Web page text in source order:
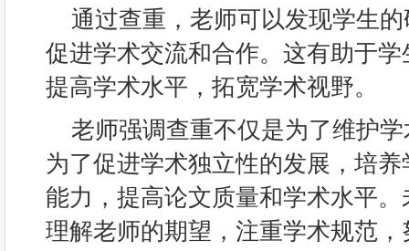
通过查重，老师可以发现学生
促进学术交流和合作。这有助于
提高学术水平，拓宽学术视野。
老师强调查重不仅是为了维护
为了促进学术独立性的发展，培
能力，提高论文质量和学术水平
理解老师的期望，注重学术规范